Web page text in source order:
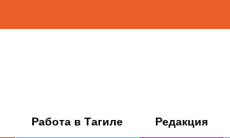
Работа в Тагиле Редакция